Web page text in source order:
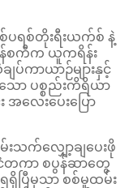
ပရစ်တိုးရီးယက်စ် နဲ့
န်စကီက ယူကရိန်း
ပ်ကာယာဉ်များနှင့်
ော ပစ္စည်းကိရိယာ
အလေးပေးပြော
သက်လျှော့ချပေးဖို
တကာ စပွန်ဆာတွေ
ြီမှသာ စစ်မှုထမ်း